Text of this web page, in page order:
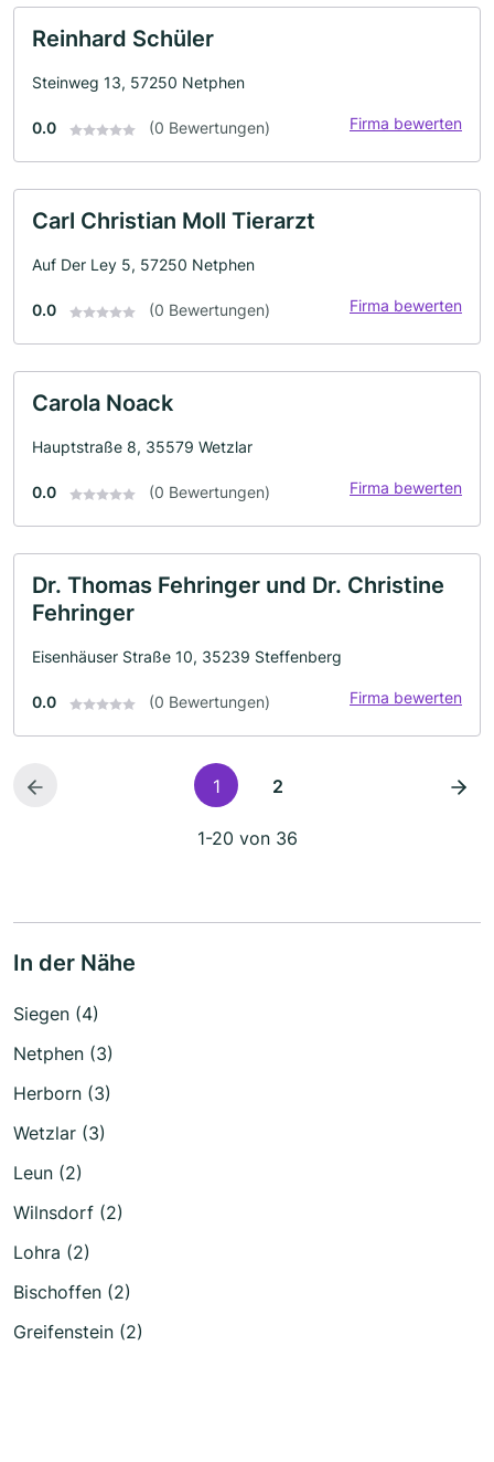
Reinhard Schüler
Steinweg 13, 57250 Netphen
0.0 (0 Bewertungen) Firma bewerten
Carl Christian Moll Tierarzt
Auf Der Ley 5, 57250 Netphen
0.0 (0 Bewertungen) Firma bewerten
Carola Noack
Hauptstraße 8, 35579 Wetzlar
0.0 (0 Bewertungen) Firma bewerten
Dr. Thomas Fehringer und Dr. Christine
Fehringer
Eisenhäuser Straße 10, 35239 Steffenberg
0.0 (0 Bewertungen) Firma bewerten
1 2
1-20 von 36
In der Nähe
Siegen (4)
Netphen (3)
Herborn (3)
Wetzlar (3)
Leun (2)
Wilnsdorf (2)
Lohra (2)
Bischoffen (2)
Greifenstein (2)